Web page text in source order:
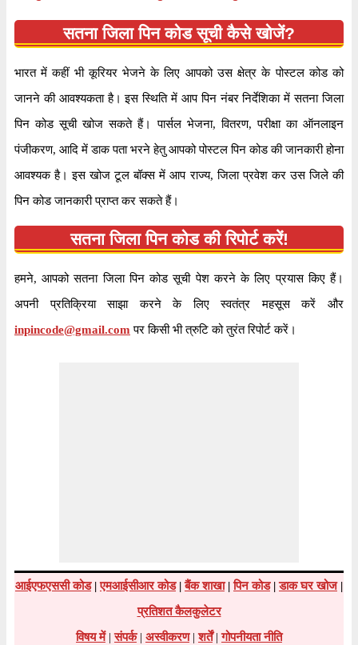
सर्कल मध्य प्रदेश
विभाग
वितरण? हाँ
पिन कोड मध्य प्रदेश सर्कल के अंतर्गत आता है। कोड के
अंतिम ३ अंक अहिर्गायन बी.ओ शाखा डाकघर को निर्दिष्ट हैं।
पृष्ठ of10
परिणाम प्रति पृष्ठ
सतना जिला पिन कोड सूची कैसे खोजें?
भारत में कहीं भी कूरियर भेजने के लिए आपको उस क्षेत्र के पोस्टल कोड को
जानने की आवश्यकता है। इस स्थिति में आप पिन नंबर निर्देशिका में सतना जिला
पिन कोड सूची खोज सकते हैं। पार्सल भेजना, वितरण, परीक्षा का ऑनलाइन
पंजीकरण, आदि में डाक पता भरने हेतु आपको पोस्टल पिन कोड की जानकारी होना
आवश्यक है। इस खोज टूल बॉक्स में आप राज्य, जिला प्रवेश कर उस जिले की
पिन कोड जानकारी प्राप्त कर सकते हैं।
सतना जिला पिन कोड की रिपोर्ट करें!
हमने, आपको सतना जिला पिन कोड सूची पेश करने के लिए प्रयास किए हैं।
अपनी प्रतिक्रिया साझा करने के लिए स्वतंत्र महसूस करें और
inpincode@gmail.com पर किसी भी त्रुटि को तुरंत रिपोर्ट करें।
आईएफएससी कोड|एमआईसीआर कोड|बैंक शाखा|पिन कोड|डाक घर खोज|
प्रतिशत कैलकुलेटर
विषय में|संपर्क| अस्वीकरण|शर्तें|गोपनीयता नीति